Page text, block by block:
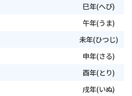
巳年(へび)
午年(うま)
未年(ひつじ)
申年(さる)
酉年(とり)
戌年(いぬ)